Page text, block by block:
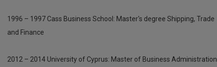
1996 – 1997 Cass Business School: Master's degree Shipping, Trade
and Finance
2012 – 2014 University of Cyprus: Master of Business Administration